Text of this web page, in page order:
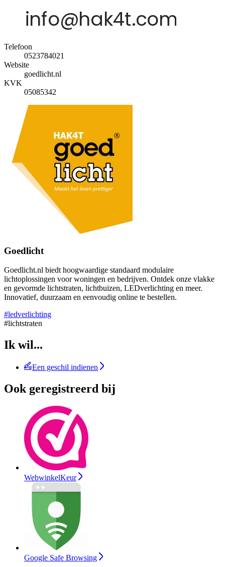
Telefoon
0523784021
Website
goedlicht.nl
KVK
05085342
Goedlicht
Goedlicht.nl biedt hoogwaardige standaard modulaire
lichtoplossingen voor woningen en bedrijven. Ontdek onze vlakke
en gevormde lichtstraten, lichtbuizen, LEDverlichting en meer.
Innovatief, duurzaam en eenvoudig online te bestellen.
#ledverlichting
#lichtstraten
Ik wil...
Een geschil indienen
Ook geregistreerd bij
WebwinkelKeur
Google Safe Browsing